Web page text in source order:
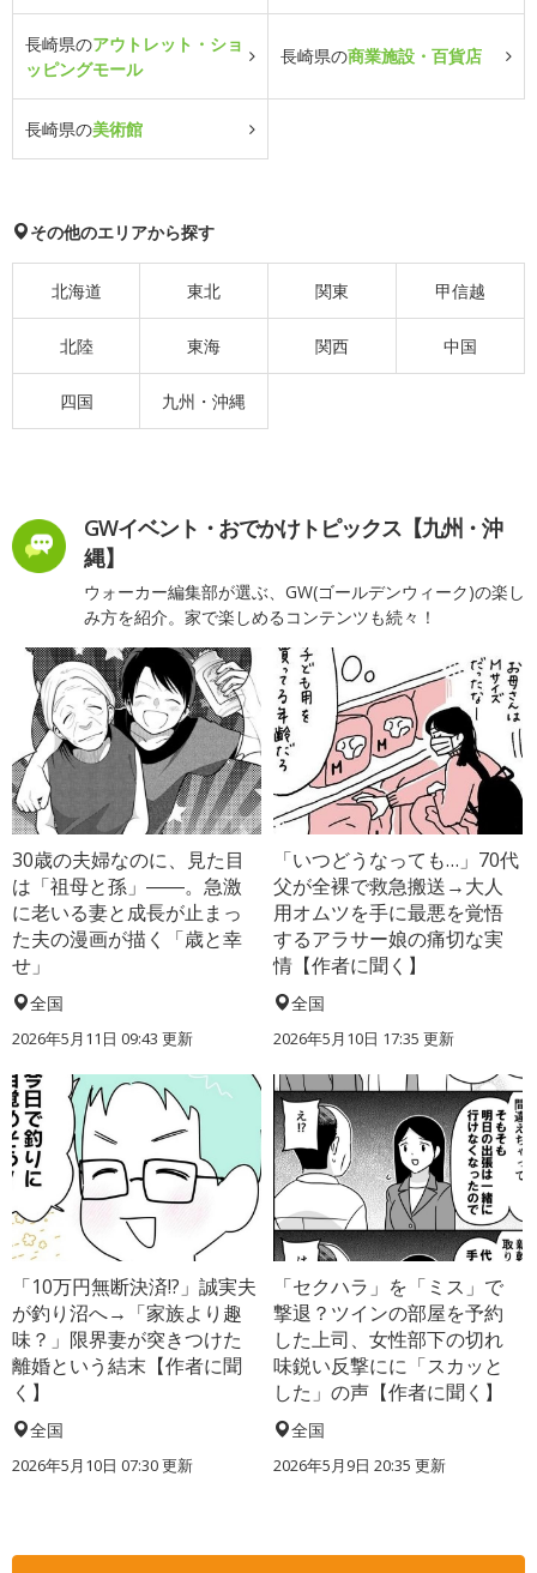
長崎県のアウトレット・ショ
ッピングモール
長崎県の商業施設・百貨店
長崎県の美術館
その他のエリアから探す
北海道 東北 関東 甲信越
北陸 東海 関西 中国
四国 九州・沖縄
GWイベント・おでかけトピックス【九州・沖
縄】
ウォーカー編集部が選ぶ、GW(ゴールデンウィーク)の楽し
み方を紹介。家で楽しめるコンテンツも続々！
30歳の夫婦なのに、見た目
は「祖母と孫」――。急激
に老いる妻と成長が止まっ
た夫の漫画が描く「歳と幸
せ」
全国
2026年5月11日 09:43 更新
「いつどうなっても…」70代
父が全裸で救急搬送→大人
用オムツを手に最悪を覚悟
するアラサー娘の痛切な実
情【作者に聞く】
全国
2026年5月10日 17:35 更新
「10万円無断決済!?」誠実夫
が釣り沼へ→「家族より趣
味？」限界妻が突きつけた
離婚という結末【作者に聞
く】
全国
2026年5月10日 07:30 更新
「セクハラ」を「ミス」で
撃退？ツインの部屋を予約
した上司、女性部下の切れ
味鋭い反撃にに「スカッと
した」の声【作者に聞く】
全国
2026年5月9日 20:35 更新